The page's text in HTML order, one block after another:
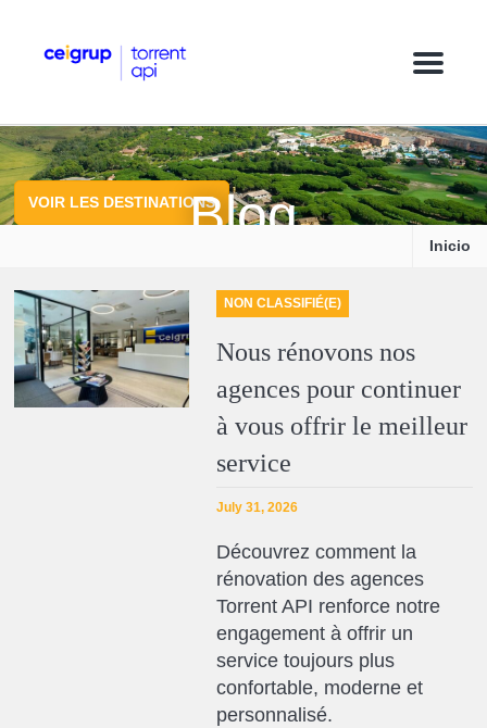
M
u
VOIR LES DESTINATIONSBlog Inicio
NON CLASSIFIÉ(E)
Nous rénovons nos
agences pour continuer
à vous offrir le meilleur
service
July 31, 2026
Découvrez comment la
rénovation des agences
Torrent API renforce notre
engagement à offrir un
service toujours plus
confortable, moderne et
personnalisé.